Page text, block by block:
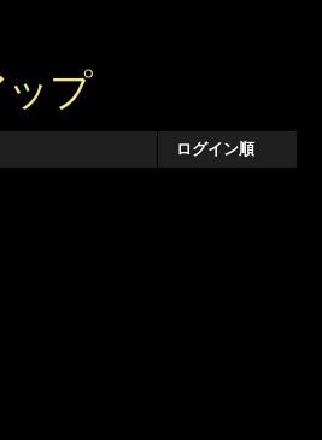
プ
ログイン順